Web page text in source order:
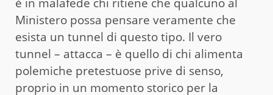
Ministero possa pensare veramente che
esista un tunnel di questo tipo. Il vero
tunnel – attacca – è quello di chi alimenta
polemiche pretestuose prive di senso,
proprio in un momento storico per la